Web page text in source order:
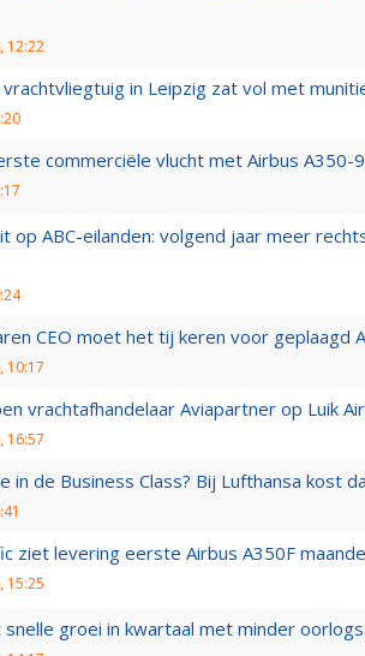
12:22
in Leipzig zat vol met
commerciële vlucht met Airbus A350-
op ABC-eilanden: volgend jaar meer
CEO moet het tij keren voor geplaagd
10:17
vrachtafhandelaar Aviapartner op Luik
16:57
in de Business Class? Bij Lufthansa kost
ziet levering eerste Airbus A350F
15:25
snelle groei in kwartaal met minder